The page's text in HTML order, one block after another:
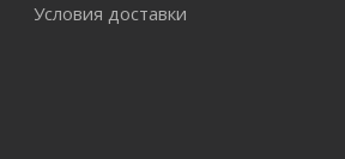
Условия доставки